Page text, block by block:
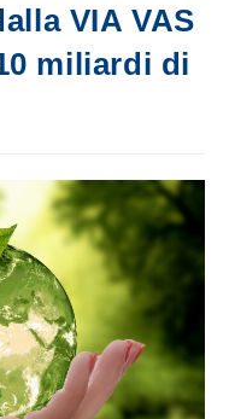
VIA VAS
miliardi di